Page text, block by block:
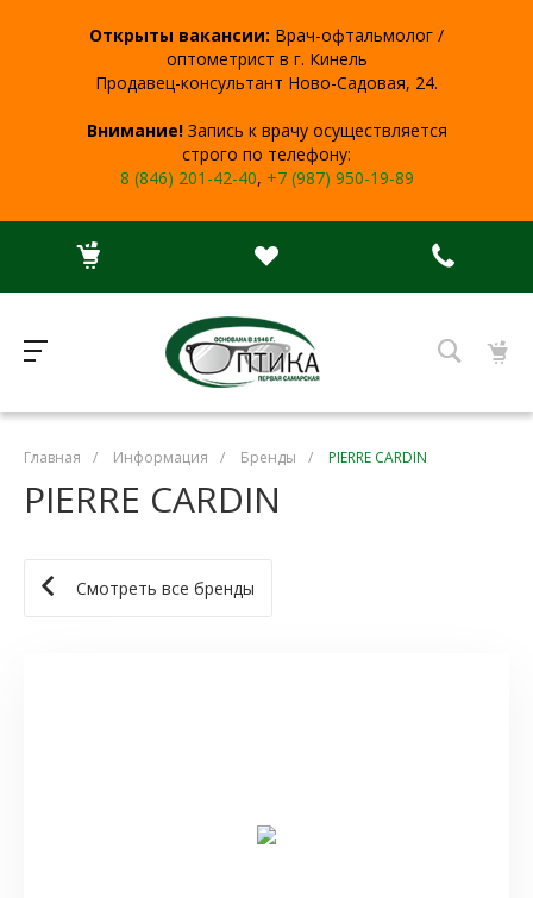
Открыты вакансии: Врач-офтальмолог /
оптометрист в г. Кинель
Продавец-консультант Ново-Садовая, 24.
Внимание!Запись к врачу осуществляется
строго по телефону:
8 (846) 201-42-40, +7 (987) 950-19-89
Главная / Информация / Бренды / PIERRE CARDIN
PIERRE CARDIN
Смотреть все бренды